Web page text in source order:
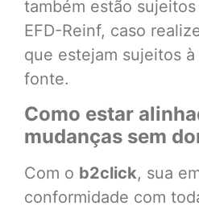
também estão
EFD-Reinf, caso
que estejam sujeitos
fonte.
Como estar
mudanças sem
Com o b2click, sua
conformidade com